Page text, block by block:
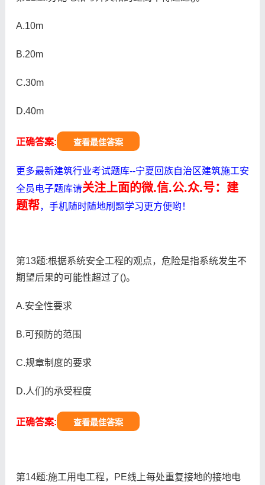
A.10m
B.20m
C.30m
D.40m
正确答案: 查看最佳答案
更多最新建筑行业考试题库--宁夏回族自治区建筑施工安
全员电子题库请关注上面的微.信.公.众.号：建
题帮，手机随时随地刷题学习更方便哟！
第13题:根据系统安全工程的观点，危险是指系统发生不
期望后果的可能性超过了()。
A.安全性要求
B.可预防的范围
C.规章制度的要求
D.人们的承受程度
正确答案: 查看最佳答案
第14题:施工用电工程，PE线上每处重复接地的接地电